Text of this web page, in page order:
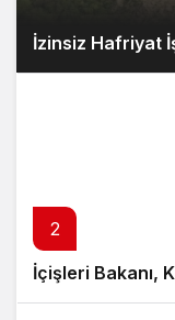
İzinsiz Hafriyat
2
İçişleri Bakanı,